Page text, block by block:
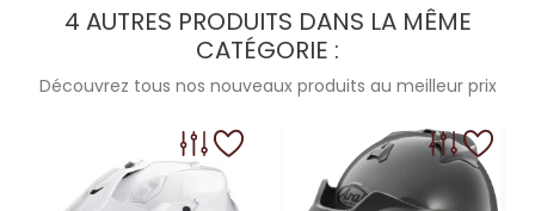
4 AUTRES PRODUITS DANS LA MÊME
CATÉGORIE :
Découvrez tous nos nouveaux produits au meilleur prix